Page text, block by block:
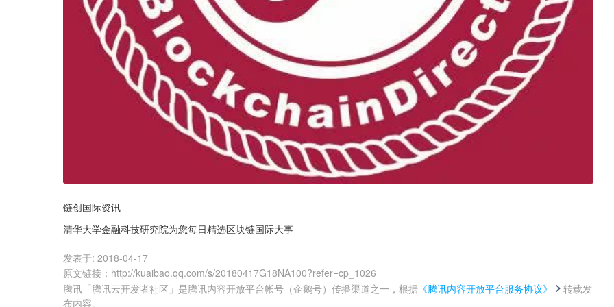
链创国际资讯
清华大学金融科技研究院为您每日精选区块链国际大事
发表于: 2018-04-17
原文链接 ： http://kuaibao.qq.com/s/20180417G18NA100?refer=cp_1026
腾讯「腾讯云开发者社区」是腾讯内容开放平台帐号（企鹅号）传播渠道之一，根据 《腾讯内容开放平台服务协议》
转载发
布内容。